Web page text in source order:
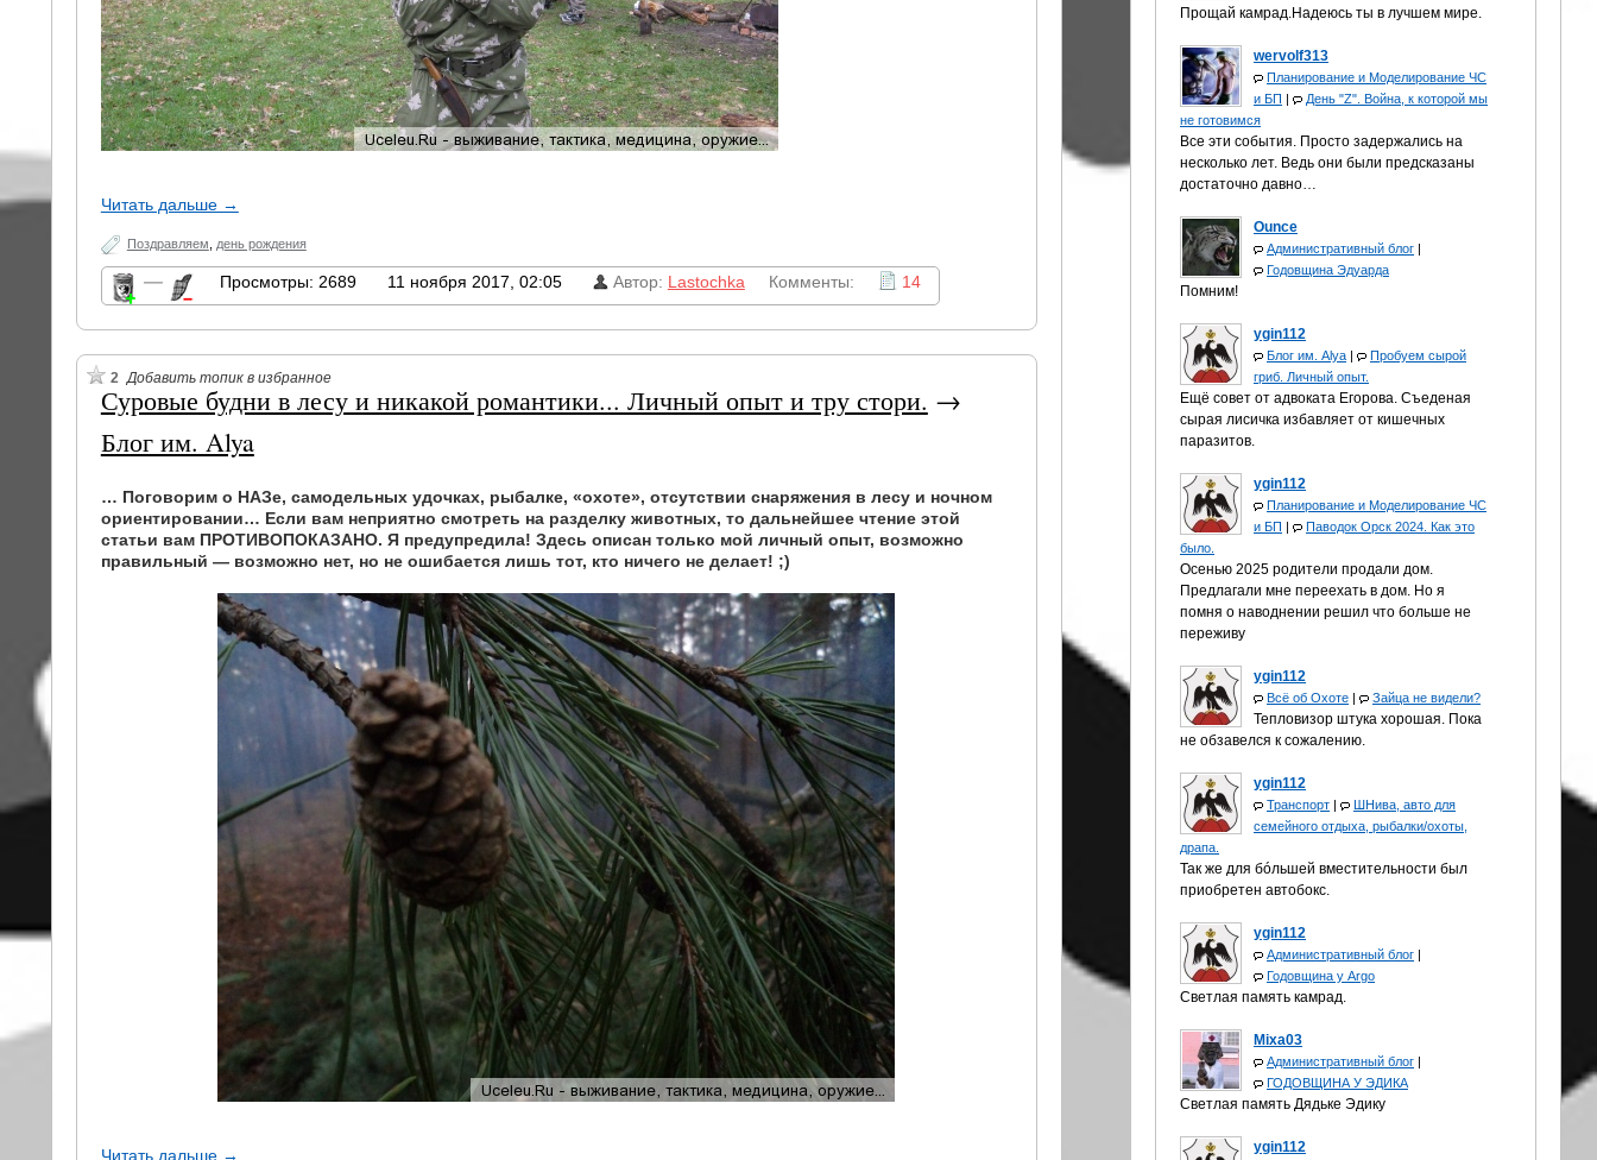
Прощай камрад.Надеюсь ты в лучшем мире.
wervolf313
Планирование и Моделирование ЧС
и БП |
День "Z". Война, к которой мы
не готовимся
Все эти события. Просто задержались на
несколько лет. Ведь они были предсказаны
достаточно давно…
Ounce
Административный блог |
Годовщина Эдуарда
Помним!
ygin112
Блог им. Alya |
Пробуем сырой
гриб. Личный опыт.
Ещё совет от адвоката Егорова. Съеденая
сырая лисичка избавляет от кишечных
паразитов.
ygin112
Планирование и Моделирование ЧС
и БП |
Паводок Орск 2024. Как это
было.
Осенью 2025 родители продали дом.
Предлагали мне переехать в дом. Но я
помня о наводнении решил что больше не
переживу
ygin112
Всё об Охоте | Зайца не видели?
Тепловизор штука хорошая. Пока
не обзавелся к сожалению.
ygin112
Транспорт |
ШНива, авто для
семейного отдыха, рыбалки/охоты,
драпа.
Так же для бóльшей вместительности был
приобретен автобокс.
ygin112
Административный блог |
Годовщина у Аrgo
Светлая память камрад.
Mixa03
Административный блог |
ГОДОВЩИНА У ЭДИКА
Светлая память Дядьке Эдику
ygin112
Читать дальше →
Поздравляем день рождения
— Просмотры: 2689 11 ноября 2017, 02:05 Автор: Lastochka Комменты: 14
2 Добавить топик в избранное
Суровые будни в лесу и никакой романтики... Личный опыт и тру стори. →
Блог им. Alya
… Поговорим о НАЗе, самодельных удочках, рыбалке, «охоте», отсутствии снаряжения в лесу и ночном
ориентировании… Если вам неприятно смотреть на разделку животных, то дальнейшее чтение этой
статьи вам ПРОТИВОПОКАЗАНО. Я предупредила! Здесь описан только мой личный опыт, возможно
правильный — возможно нет, но не ошибается лишь тот, кто ничего не делает! ;)
Читать дальше →